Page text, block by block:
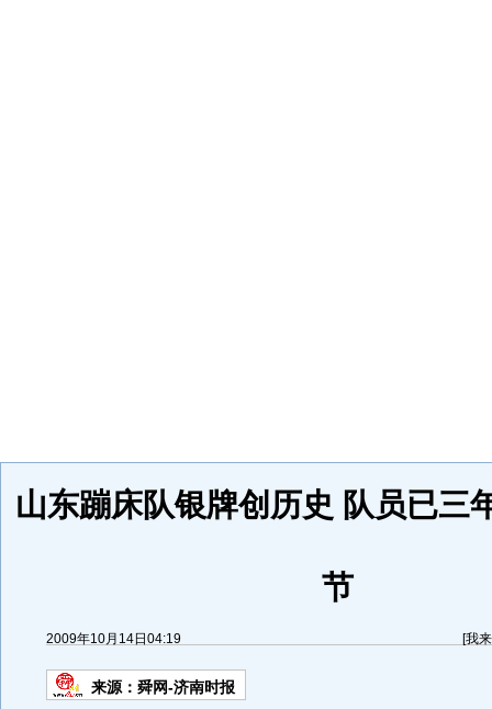
山东蹦床队银牌创历史 队员已三
节
2009年10月14日04:19 [我
来源： 舜网-济南时报